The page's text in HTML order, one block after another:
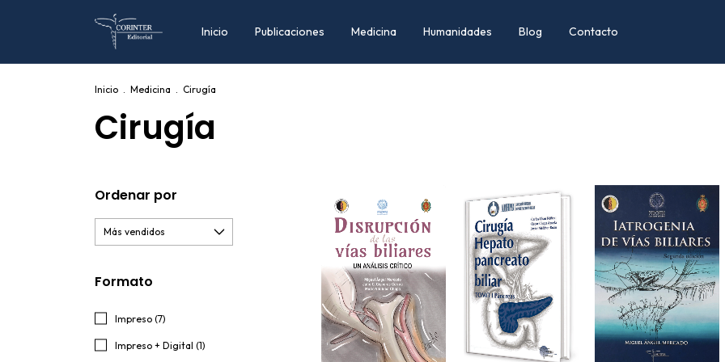
Inicio Publicaciones Medicina Humanidades Blog Contacto
Inicio . Medicina . Cirugía
Cirugía
Ordenar por
Formato
Impreso (7)
Impreso + Digital (1)